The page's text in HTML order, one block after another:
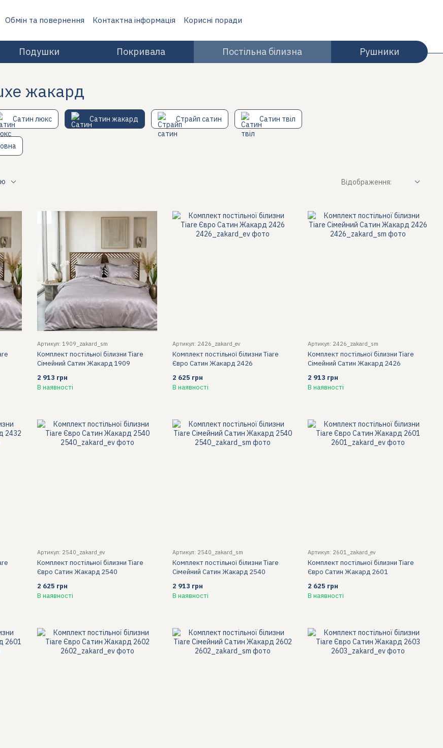
Обмін та повернення Контактна інформація
Корисні поради
Подушки Покривала Постільна білизна Рушники
жакард
Сатин люкс Сатин жакард Страйп сатин Сатин твіл
Відображення:
Артикул: 1909_zakard_sm
Комплект постільної білизни Tiare
Сімейний Сатин Жакард 1909
2 913 грн
В наявності
Артикул: 2426_zakard_ev
Комплект постільної білизни Tiare
Євро Сатин Жакард 2426
2 625 грн
В наявності
Артикул: 2426_zakard_sm
Комплект постільної білизни Tiare
Сімейний Сатин Жакард 2426
2 913 грн
В наявності
Артикул: 2540_zakard_ev
Комплект постільної білизни Tiare
Євро Сатин Жакард 2540
2 625 грн
В наявності
Артикул: 2540_zakard_sm
Комплект постільної білизни Tiare
Сімейний Сатин Жакард 2540
2 913 грн
В наявності
Артикул: 2601_zakard_ev
Комплект постільної білизни Tiare
Євро Сатин Жакард 2601
2 625 грн
В наявності